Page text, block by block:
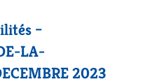
–
LA-
2023